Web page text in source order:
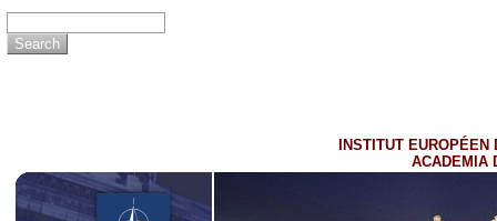
INSTITUT EUROPÉEN
ACADEMIA